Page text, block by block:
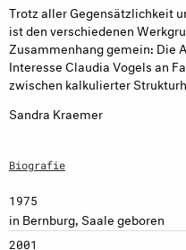
Trotz aller Gegensätzlichkeit
ist den verschiedenen
Zusammenhang gemein: Die
Interesse Claudia Vogels an
zwischen kalkulierter
Sandra Kraemer
Biografie
1975
in Bernburg, Saale geboren
2001